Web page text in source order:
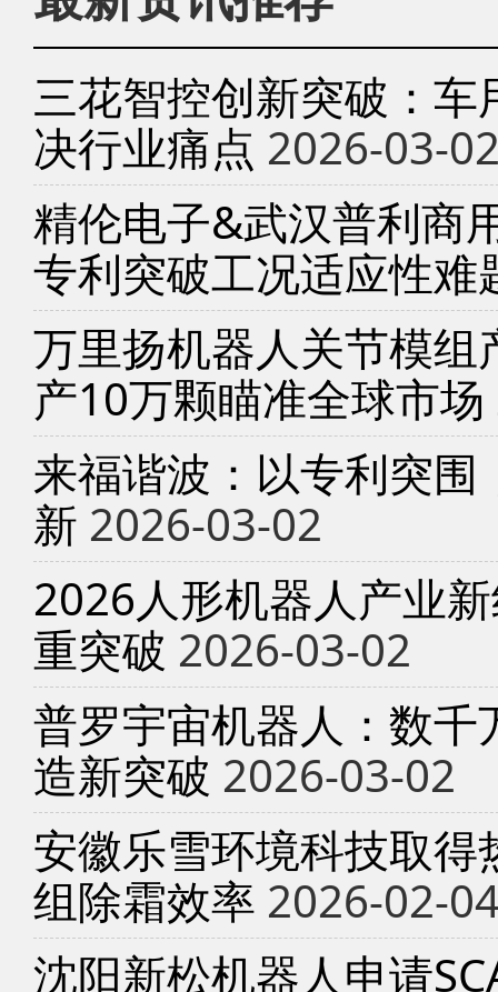
三花智控创新突破：
决行业痛点 2026-03-
精伦电子&武汉普利商
专利突破工况适应性难
万里扬机器人关节模
产10万颗瞄准全球市场
来福谐波：以专利突
新 2026-03-02
2026人形机器人产业
重突破 2026-03-02
普罗宇宙机器人：数
造新突破 2026-03-02
安徽乐雪环境科技取
组除霜效率 2026-02-
沈阳新松机器人申请